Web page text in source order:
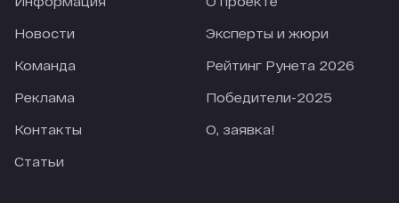
Новости
Команда
Реклама
Контакты
Статьи
Эксперты и жюри
Рейтинг Рунета 2026
Победители-2025
О, заявка!